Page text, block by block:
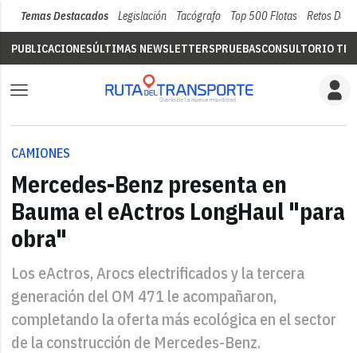
Temas Destacados Legislación Tacógrafo Top 500 Flotas Retos Del
PUBLICACIONESÚLTIMAS NEWSLETTERSPRUEBASCONSULTORIO
CAMIONES
Mercedes-Benz presenta en
Bauma el eActros LongHaul "para
obra"
Los eActros, Arocs electrificados y la tercera
generación del OM 471 le acompañaron,
completando la oferta más ecológica en el sector
de la construcción de Mercedes-Benz.